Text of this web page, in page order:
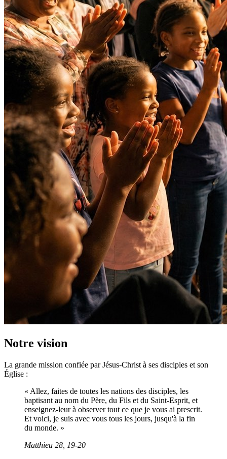
Notre vision
La grande mission confiée par Jésus-Christ à ses disciples et son
Église :
« Allez, faites de toutes les nations des disciples, les
baptisant au nom du Père, du Fils et du Saint-Esprit, et
enseignez-leur à observer tout ce que je vous ai prescrit.
Et voici, je suis avec vous tous les jours, jusqu'à la fin
du monde. »
Matthieu 28, 19-20